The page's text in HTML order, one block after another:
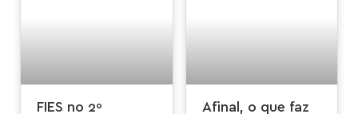
FIES no 2º
Afinal, o que faz